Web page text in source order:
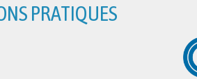
PRATIQUES